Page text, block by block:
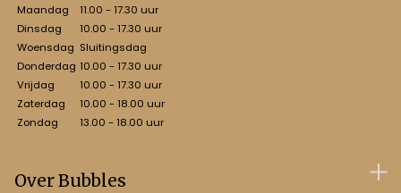
Maandag
11.00 - 17.30 uur
Dinsdag
10.00 - 17.30 uur
Woensdag Sluitingsdag
Donderdag 10.00 - 17.30 uur
Vrijdag
10.00 - 17.30 uur
Zaterdag
10.00 - 18.00 uur
Zondag
13.00 - 18.00 uur
Over Bubbles